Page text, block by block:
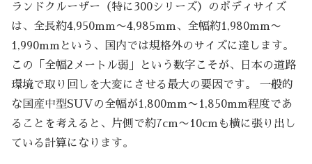
ランドクルーザー（特に300シリーズ）のボディサイズ
は、全長約4,950mm〜4,985mm、全幅約1,980mm〜
1,990mmという、国内では規格外のサイズに達します。
この「全幅2メートル弱」という数字こそが、日本の道路
環境で取り回しを大変にさせる最大の要因です。 一般的
な国産中型SUVの全幅が1,800mm〜1,850mm程度であ
ることを考えると、片側で約7cm〜10cmも横に張り出し
ている計算になります。